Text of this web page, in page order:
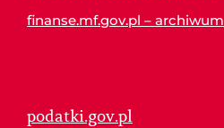
finanse.mf.gov.pl – archiwum
podatki.gov.pl